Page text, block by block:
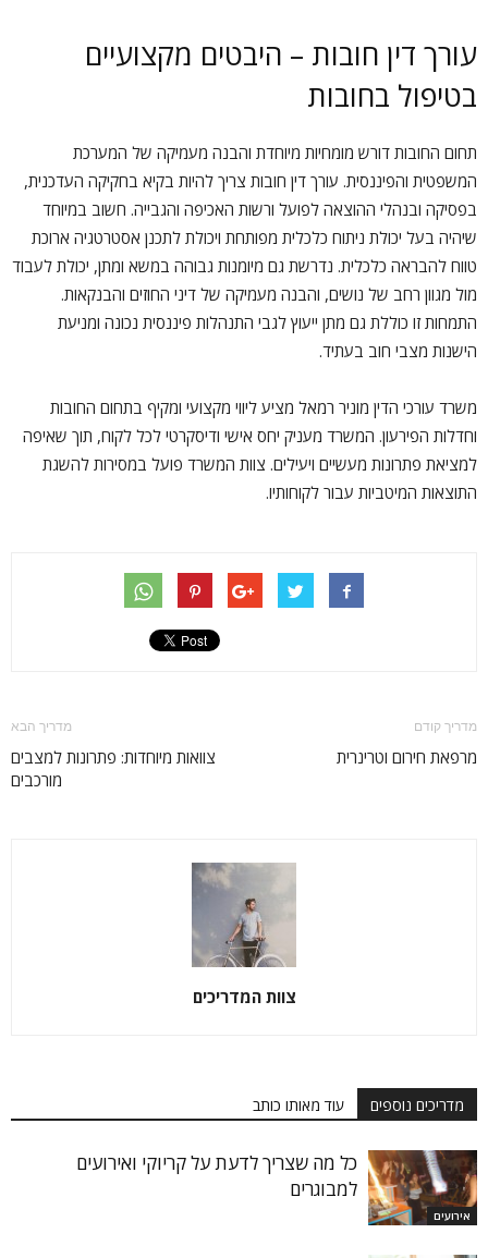
עורך דין חובות – היבטים מקצועיים
בטיפול בחובות
תחום החובות דורש מומחיות מיוחדת והבנה מעמיקה של המערכת
המשפטית והפיננסית. עורך דין חובות צריך להיות בקיא בחקיקה העדכנית,
בפסיקה ובנהלי ההוצאה לפועל ורשות האכיפה והגבייה. חשוב במיוחד
שיהיה בעל יכולת ניתוח כלכלית מפותחת ויכולת לתכנן אסטרטגיה ארוכת
טווח להבראה כלכלית. נדרשת גם מיומנות גבוהה במשא ומתן, יכולת לעבוד
מול מגוון רחב של נושים, והבנה מעמיקה של דיני החוזים והבנקאות.
התמחות זו כוללת גם מתן ייעוץ לגבי התנהלות פיננסית נכונה ומניעת
הישנות מצבי חוב בעתיד.
משרד עורכי הדין מוניר רמאל מציע ליווי מקצועי ומקיף בתחום החובות
וחדלות הפירעון. המשרד מעניק יחס אישי ודיסקרטי לכל לקוח, תוך שאיפה
למציאת פתרונות מעשיים ויעילים. צוות המשרד פועל במסירות להשגת
התוצאות המיטביות עבור לקוחותיו.
מדריך קודם
מרפאת חירום וטרינרית
מדריך הבא
צוואות מיוחדות: פתרונות למצבים
מורכבים
צוות המדריכים
מדריכים נוספים עוד מאותו כותב
אירועים
כל מה שצריך לדעת על קריוקי ואירועים
למבוגרים